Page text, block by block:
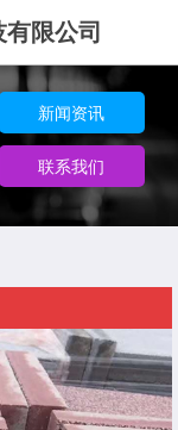
限公司
新闻资讯
联系我们